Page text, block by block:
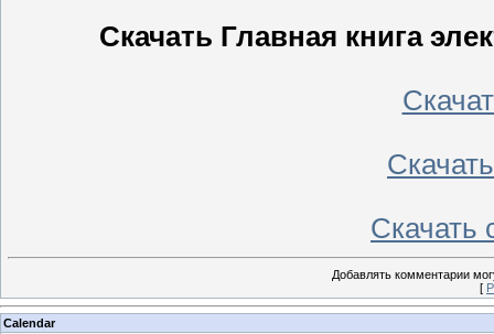
Скачать Главная книга
Скачать
Добавлять комментарии
[
Calendar